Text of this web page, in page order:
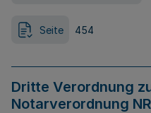
Seite 454
Dritte Verordnung
Notarverordnung